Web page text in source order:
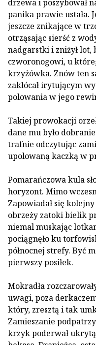
drzewa i poszybował
panika prawie ustała.
jeszcze znikające w
otrząsając sierść z
nadgarstki i zniżył lot,
czworonogowi, u
krzyżówka. Znów ten
zakłócał irytującym
polowania w jego
Takiej prowokacji
dane mu było
trafnie odczytując
upolowaną kaczką w
Pomarańczowa kula
horyzont. Mimo
Zapowiadał się
obrzeży zatoki bielik
niemal muskając
pociągnęło ku
północnej strefy. Być
pierwszy posiłek.
Mokradła
uwagi, poza
który, zresztą i tak
Zamieszanie
krzyk poderwał